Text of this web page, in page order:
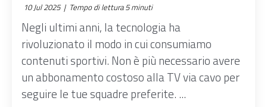
10 Jul 2025 | Tempo di lettura 5 minuti
Negli ultimi anni, la tecnologia ha
rivoluzionato il modo in cui consumiamo
contenuti sportivi. Non è più necessario avere
un abbonamento costoso alla TV via cavo per
seguire le tue squadre preferite. ...